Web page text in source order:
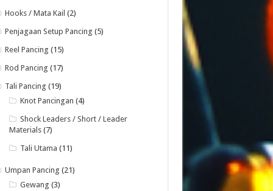
Hooks / Mata Kail (2)
Penjagaan Setup Pancing (5)
Reel Pancing (15)
Rod Pancing (17)
Tali Pancing (19)
Knot Pancingan (4)
Shock Leaders / Short / Leader
Materials(7)
Tali Utama (11)
Umpan Pancing (21)
Gewang (3)